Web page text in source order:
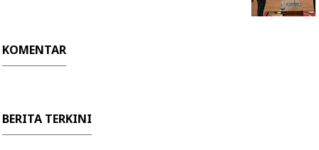
KOMENTAR
BERITA TERKINI